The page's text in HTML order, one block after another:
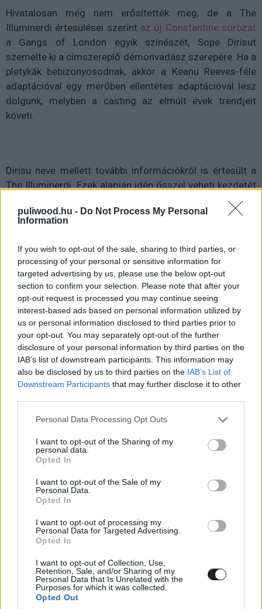
puliwood.hu - Do Not Process My Personal
Information
If you wish to opt-out of the sale, sharing to third parties, or
processing of your personal or sensitive information for
targeted advertising by us, please use the below opt-out
section to confirm your selection. Please note that after your
opt-out request is processed you may continue seeing
interest-based ads based on personal information utilized by
us or personal information disclosed to third parties prior to
your opt-out. You may separately opt-out of the further
disclosure of your personal information by third parties on the
IAB’s list of downstream participants. This information may
also be disclosed by us to third parties on the IAB’s List of
Downstream Participants that may further disclose it to other
Please note that this website/app uses one or more Google
not limited to your visit or usage behaviour. You may click to
grant or deny consent to Google and its third-party tags to
use your data for below specified purposes in below Google
consent section.
Personal Data Processing Opt Outs
I want to opt-out of the Sharing of my
personal data.
Opted In
I want to opt-out of the Sale of my
Personal Data.
Opted In
I want to opt-out of processing my
Personal Data for Targeted Advertising.
Opted In
I want to opt-out of Collection, Use,
Retention, Sale, and/or Sharing of my
Personal Data that Is Unrelated with the
Purposes for which it was collected.
Opted Out
Hivatalosan még nem erősítették meg, de a The
Illuminerdi értesülései szerint az új Constantine sorozat
a Gangs of London egyik színészét, Sope Dirisut
szemelte ki a címszereplő démonvadász szerepére. Ha a
pletykák bebizonyosodnak, akkor a Keanu Reeves-féle
adaptációval egy merőben ellentétes adaptációval lesz
dolgunk, melyben a casting az elmúlt évek trendjeit
követi.
Dirisu neve mellett további információkról is értesült a
The Illuminerdi. Ezek alapján idén ősszel veheti kezdetét
a forgatás, ami egészen jövő év elejéig tarthat.
Amennyiben a produkció elkerüli a csúszásokat, akkor jó
HBO Max kínálatába. Ezen felül két új szerep leírását is
közzétette az oldal, mely egy 10 éves kambodzsai lányt,
Akarát, illetve az ő 60 feletti nagypapáját, Pichet írja
körbe. Előbbi egyébként a történet szíveként hivatott
szolgálni.
Most már csak az a kérdéses, hogy mi lesz az eredeti
Keanu Reeves-féle film folytatásával az új sorozat
fejlesztésének tükrében. Reeves korábban az Esquire-
nek nyilatkozta azt, hogy szívesen bújna ismét John
Constantine bőrébe, de a Warner nem csapta le a magas
labdát, és kétséges, hogy valaha meg is teszi majd ezt.
Ti szerintetek működhet az új Constantine sorozat a
belebegtetett színésszel és szerepekkel?
Rengeteg hír, cikk és kritika vár ezen kívül is a
kiválogatjuk neked azokat, amikről biztosan nem
akarsz lemaradni.
Kijelentem, hogy az
megismertem és azt elfogadom.